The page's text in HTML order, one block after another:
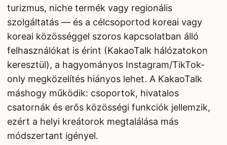
turizmus, niche termék vagy regionális
szolgáltatás — és a célcsoportod koreai vagy
koreai közösséggel szoros kapcsolatban álló
felhasználókat is érint (KakaoTalk hálózatokon
keresztül), a hagyományos Instagram/TikTok-
only megközelítés hiányos lehet. A KakaoTalk
máshogy működik: csoportok, hivatalos
csatornák és erős közösségi funkciók jellemzik,
ezért a helyi kreátorok megtalálása más
módszertant igényel.